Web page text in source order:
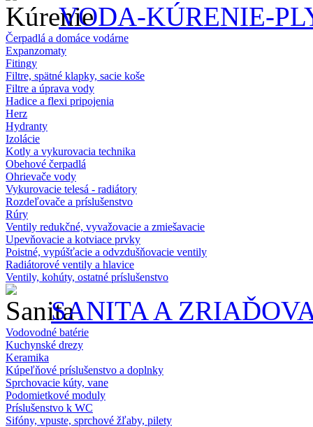
VODA-KÚRENIE-
Čerpadlá a domáce vodárne
Expanzomaty
Fitingy
Filtre, spätné klapky, sacie koše
Filtre a úprava vody
Hadice a flexi pripojenia
Herz
Hydranty
Izolácie
Kotly a vykurovacia technika
Obehové čerpadlá
Ohrievače vody
Vykurovacie telesá - radiátory
Rozdeľovače a príslušenstvo
Rúry
Ventily redukčné, vyvažovacie a zmiešavacie
Upevňovacie a kotviace prvky
Poistné, vypúšťacie a odvzdušňovacie ventily
Radiátorové ventily a hlavice
Ventily, kohúty, ostatné príslušenstvo
SANITA A
Vodovodné batérie
Kuchynské drezy
Keramika
Kúpeľňové príslušenstvo a doplnky
Sprchovacie kúty, vane
Podomietkové moduly
Príslušenstvo k WC
Sifóny, vpuste, sprchové žľaby, pilety